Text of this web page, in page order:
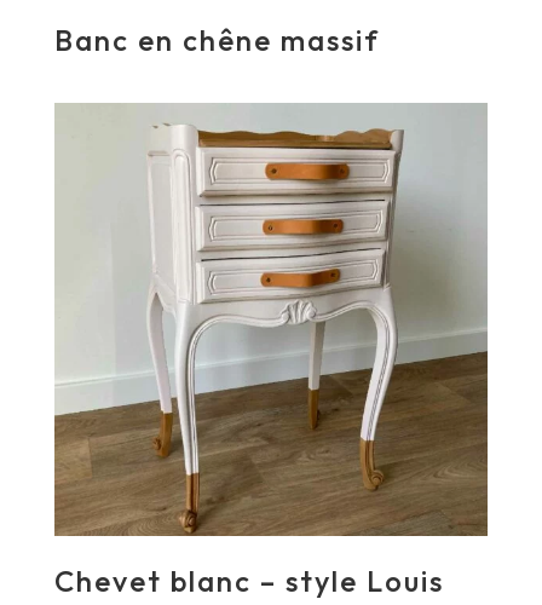
Banc en chêne massif
Chevet blanc – style Louis